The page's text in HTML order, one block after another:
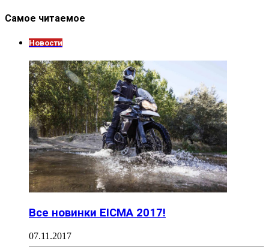
Самое читаемое
Новости
Все новинки EICMA 2017!
07.11.2017